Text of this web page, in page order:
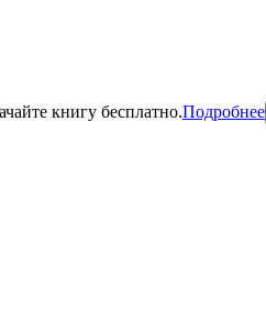
книгу бесплатно.Подробнее